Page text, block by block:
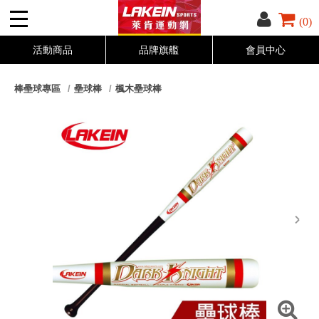
(0)
活動商品 品牌旗艦 會員中心
棒壘球專區 壘球棒 楓木壘球棒
next